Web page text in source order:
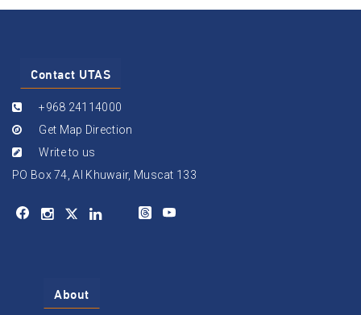
Contact UTAS
+968 24114000
Get Map Direction
Write to us
PO Box 74, Al Khuwair, Muscat 133
About